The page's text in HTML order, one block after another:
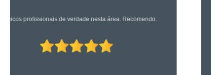
Os caras são bons mesmo! Profissionais de primeira!